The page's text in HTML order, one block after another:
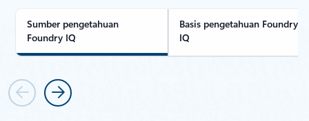
Sumber pengetahuan
Foundry IQ
Basis pengetahuan Foundry
IQ
SebelumnyaBerikutnya